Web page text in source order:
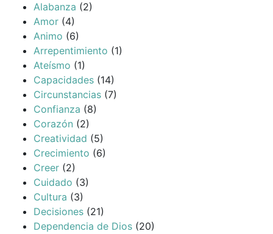
Alabanza (2)
Amor (4)
Animo (6)
Arrepentimiento (1)
Ateísmo (1)
Capacidades (14)
Circunstancias (7)
Confianza (8)
Corazón (2)
Creatividad (5)
Crecimiento (6)
Creer (2)
Cuidado (3)
Cultura (3)
Decisiones (21)
Dependencia de Dios (20)